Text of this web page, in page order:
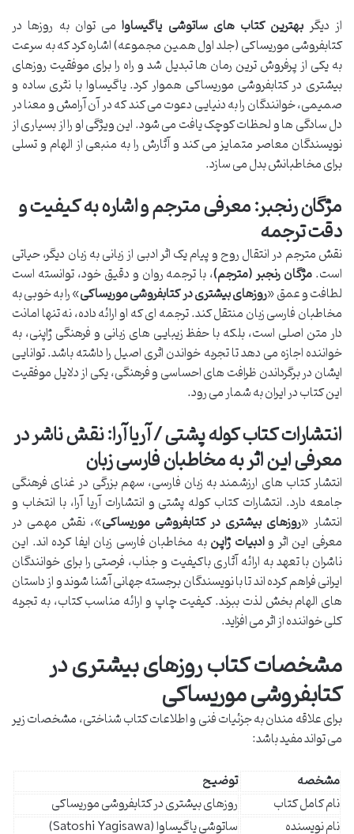
از دیگر بهترین کتاب های ساتوشی یاگیساوامی توان به روزها در
کتابفروشی موریساکی (جلد اول همین مجموعه) اشاره کرد که به سرعت
به یکی از پرفروش ترین رمان ها تبدیل شد و راه را برای موفقیت روزهای
بیشتری در کتابفروشی موریساکی هموار کرد. یاگیساوا با نثری ساده و
صمیمی، خوانندگان را به دنیایی دعوت می کند که در آن آرامش و معنا در
دل سادگی ها و لحظات کوچک یافت می شود. این ویژگی او را از بسیاری از
نویسندگان معاصر متمایز می کند و آثارش را به منبعی از الهام و تسلی
برای مخاطبانش بدل می سازد.
مژگان رنجبر: معرفی مترجم و اشاره به کیفیت و
دقت ترجمه
نقش مترجم در انتقال روح و پیام یک اثر ادبی از زبانی به زبان دیگر، حیاتی
است.مژگان رنجبر (مترجم)، با ترجمه روان و دقیق خود، توانسته است
لطافت و عمق «روزهای بیشتری در کتابفروشی موریساکی» را به خوبی به
مخاطبان فارسی زبان منتقل کند. ترجمه ای که او ارائه داده، نه تنها امانت
دار متن اصلی است، بلکه با حفظ زیبایی های زبانی و فرهنگی ژاپنی، به
خواننده اجازه می دهد تا تجربه خواندن اثری اصیل را داشته باشد. توانایی
ایشان در برگرداندن ظرافت های احساسی و فرهنگی، یکی از دلایل موفقیت
این کتاب در ایران به شمار می رود.
انتشارات کتاب کوله پشتی / آریا آرا: نقش ناشر در
معرفی این اثر به مخاطبان فارسی زبان
انتشار کتاب های ارزشمند به زبان فارسی، سهم بزرگی در غنای فرهنگی
جامعه دارد. انتشارات کتاب کوله پشتی و انتشارات آریا آرا، با انتخاب و
انتشار «روزهای بیشتری در کتابفروشی موریساکی»، نقش مهمی در
معرفی این اثر وادبیات ژاپنبه مخاطبان فارسی زبان ایفا کرده اند. این
ناشران با تعهد به ارائه آثاری باکیفیت و جذاب، فرصتی را برای خوانندگان
ایرانی فراهم کرده اند تا با نویسندگان برجسته جهانی آشنا شوند و از داستان
های الهام بخش لذت ببرند. کیفیت چاپ و ارائه مناسب کتاب، به تجربه
کلی خواننده از اثر می افزاید.
مشخصات کتاب روزهای بیشتری در
کتابفروشی موریساکی
برای علاقه مندان به جزئیات فنی و اطلاعات کتاب شناختی، مشخصات زیر
می تواند مفید باشد:
مشخصه
توضیح
نام کامل کتاب
روزهای بیشتری در کتابفروشی موریساکی
نام نویسنده
ساتوشی یاگیساوا (Satoshi Yagisawa)